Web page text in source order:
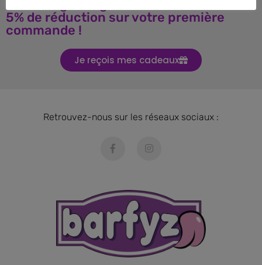
5% de réduction sur votre première
commande !
Je reçois mes cadeaux
Retrouvez-nous sur les réseaux sociaux :